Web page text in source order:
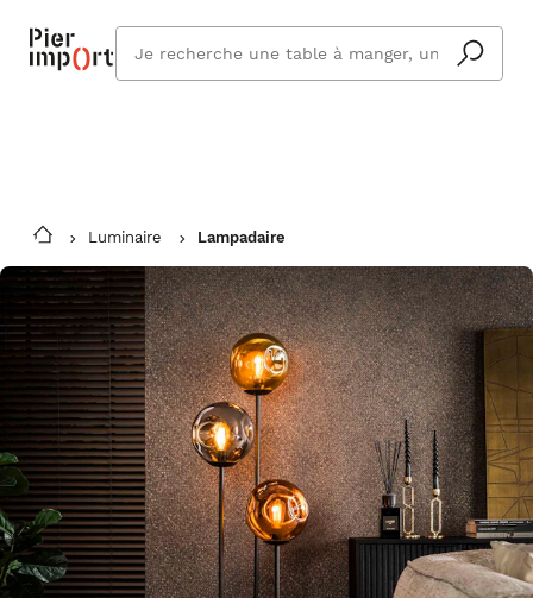
Vous êtes absent ? Pier Import s'adapte
et vous livre à votre retour.
En savoir plus
cherchez
vous ?
Luminaire Lampadaire